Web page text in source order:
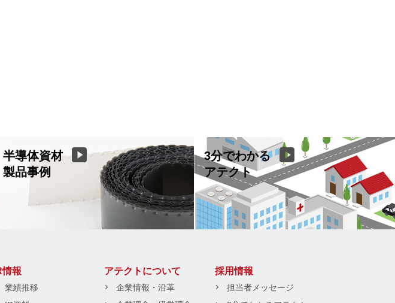
半導体資材
製品事例
3分でわかる
アテクト
情報
業績推移
アテクトについて
企業情報・沿革
採用情報
担当者メッセージ